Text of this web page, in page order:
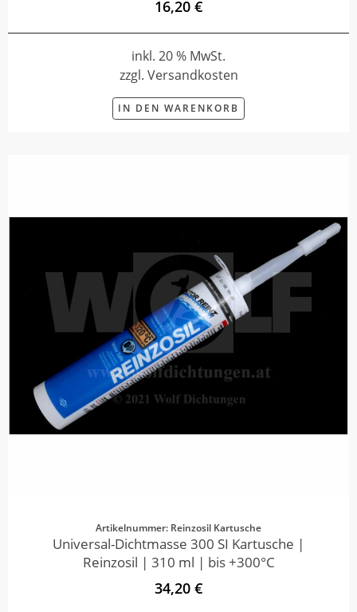
16,20 €
inkl. 20 % MwSt.
zzgl. Versandkosten
IN DEN WARENKORB
Artikelnummer: Reinzosil Kartusche
Universal-Dichtmasse 300 SI Kartusche |
Reinzosil | 310 ml | bis +300°C
34,20 €